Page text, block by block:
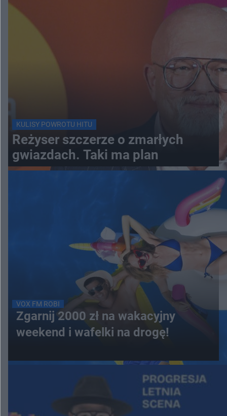
KULISY POWROTU HITU
Reżyser szczerze o zmarłych
gwiazdach. Taki ma plan
VOX FM ROBI
Zgarnij 2000 zł na wakacyjny
weekend i wafelki na drogę!